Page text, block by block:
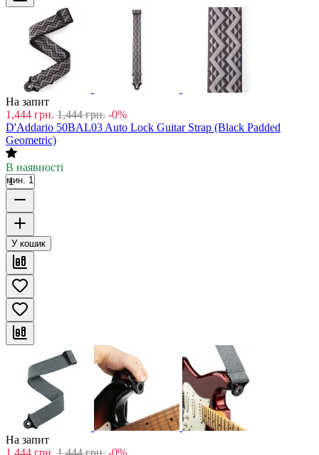
На запит
1,444 грн. 1,444 грн. -0%
D'Addario 50BAL03 Auto Lock Guitar Strap (Black Padded
Geometric)
В наявності
мин. 1
У кошик
На запит